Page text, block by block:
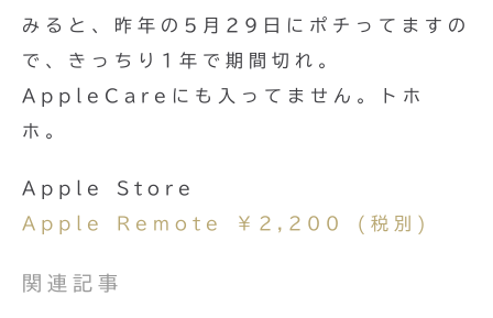
みると、昨年の5月29日にポチってますの
で、きっちり1年で期間切れ。
AppleCareにも入ってません。トホ
ホ。
Apple Store
Apple Remote ￥2,200 (税別)
関連記事